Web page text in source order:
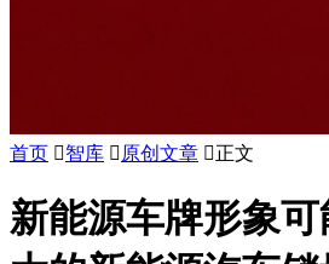
首页 智库  原创文章 正文
新能源车牌形象